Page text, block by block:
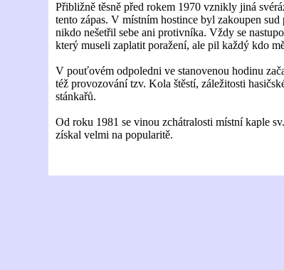
Přibližně těsně před rokem 1970 vznikly jiná
tento zápas. V místním hostince byl zakoupen
nikdo nešetřil sebe ani protivníka. Vždy se
který museli zaplatit poražení, ale pil každý kdo
V pouťovém odpoledni ve stanovenou hodinu
též provozování tzv. Kola štěstí, záležitosti
stánkařů.
Od roku 1981 se vinou zchátralosti místní kaple
získal velmi na popularitě.